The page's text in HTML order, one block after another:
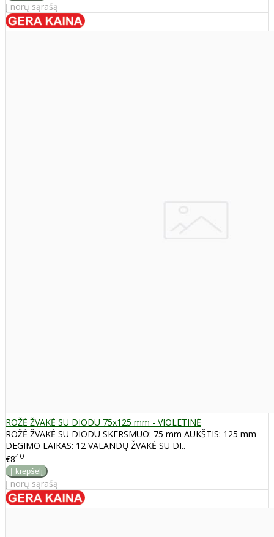
Į norų sąrašą
ROŽĖ ŽVAKĖ SU DIODU 75x125 mm - VIOLETINĖ
ROŽĖ ŽVAKĖ SU DIODU SKERSMUO: 75 mm AUKŠTIS: 125 mm
DEGIMO LAIKAS: 12 VALANDŲ ŽVAKĖ SU DI..
€840
Į norų sąrašą